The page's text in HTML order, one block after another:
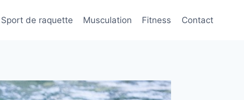
Sport de raquette Musculation Fitness Contact